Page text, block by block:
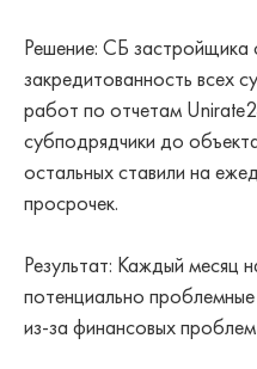
Решение: СБ застройщика
закредитованность всех
работ по отчетам
субподрядчики до
остальных ставили на
просрочек.
Результат: Каждый месяц
потенциально
из-за финансовых